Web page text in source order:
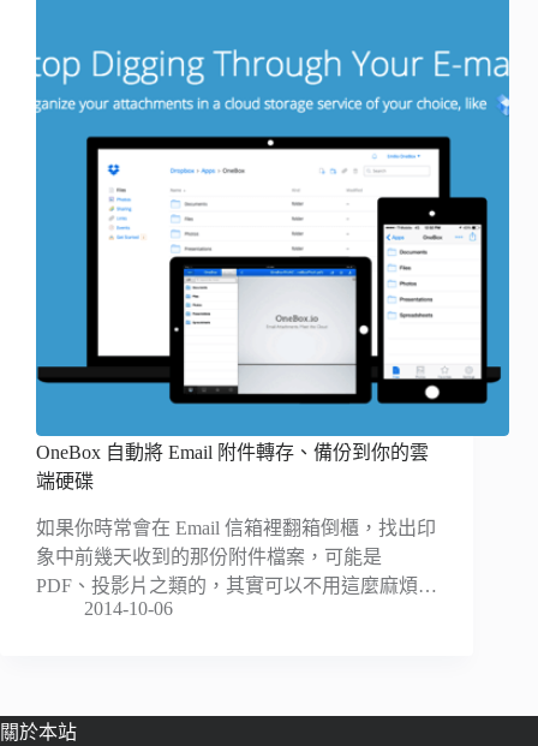
OneBox 自動將 Email 附件轉存、備份到你的雲
端硬碟
如果你時常會在 Email 信箱裡翻箱倒櫃，找出印
象中前幾天收到的那份附件檔案，可能是
PDF、投影片之類的，其實可以不用這麼麻煩…
2014-10-06
關於本站